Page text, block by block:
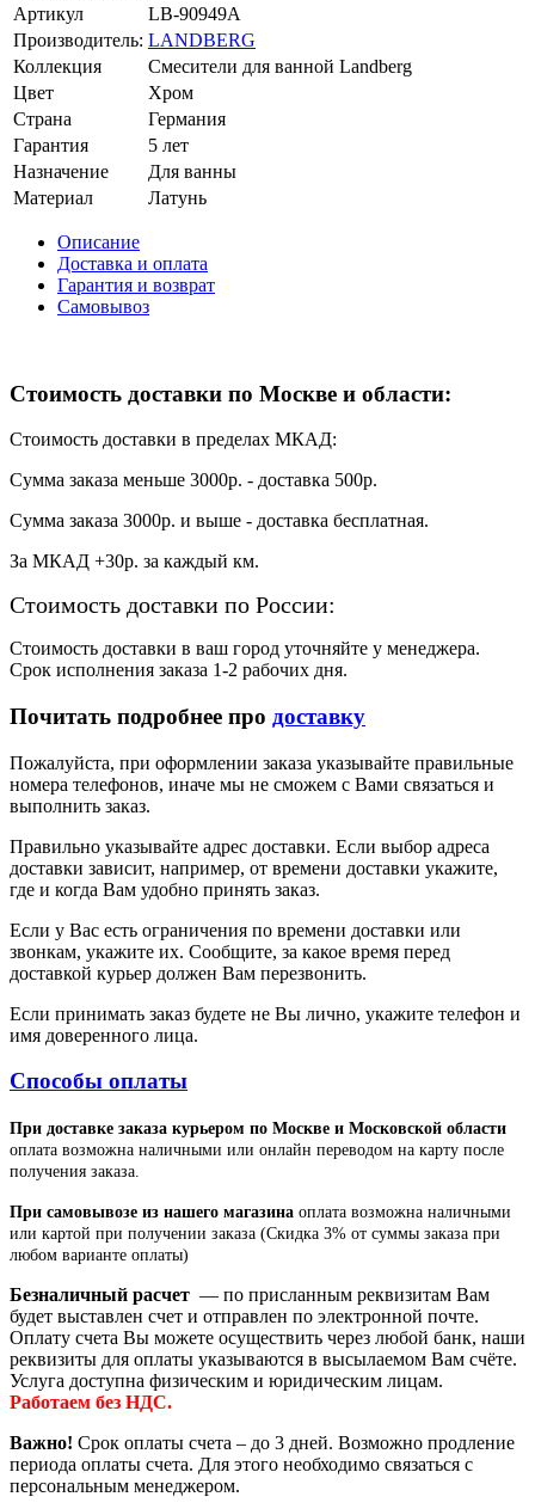
Артикул
LB-90949A
Производитель: LANDBERG
Коллекция
Смесители для ванной Landberg
Цвет
Хром
Страна
Германия
Гарантия
5 лет
Назначение
Для ванны
Материал
Латунь
Описание
Доставка и оплата
Гарантия и возврат
Самовывоз
Стоимость доставки по Москве и области:
Стоимость доставки в пределах МКАД:
Сумма заказа меньше 3000р. - доставка 500р.
Сумма заказа 3000р. и выше - доставка бесплатная.
За МКАД +30р. за каждый км.
Стоимость доставки по России:
Стоимость доставки в ваш город уточняйте у менеджера.
Срок исполнения заказа 1-2 рабочих дня.
Почитать подробнее про доставку
Пожалуйста, при оформлении заказа указывайте правильные
номера телефонов, иначе мы не сможем с Вами связаться и
выполнить заказ.
Правильно указывайте адрес доставки. Если выбор адреса
доставки зависит, например, от времени доставки укажите,
где и когда Вам удобно принять заказ.
Если у Вас есть ограничения по времени доставки или
звонкам, укажите их. Сообщите, за какое время перед
доставкой курьер должен Вам перезвонить.
Если принимать заказ будете не Вы лично, укажите телефон и
имя доверенного лица.
Способы оплаты
При доставке заказа курьером по Москве и Московской области
оплата возможна наличными или онлайн переводом на карту после
получения заказа.
При самовывозе из нашего магазина оплата возможна наличными
или картой при получении заказа (Скидка 3% от суммы заказа при
любом варианте оплаты)
Безналичный расчет — по присланным реквизитам Вам
будет выставлен счет и отправлен по электронной почте.
Оплату счета Вы можете осуществить через любой банк, наши
реквизиты для оплаты указываются в высылаемом Вам счёте.
Услуга доступна физическим и юридическим лицам.
Работаем без НДС.
Важно! Срок оплаты счета – до 3 дней. Возможно продление
периода оплаты счета. Для этого необходимо связаться с
персональным менеджером.